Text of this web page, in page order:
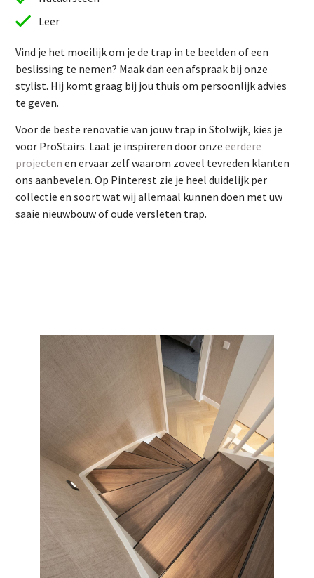
Leer
Vind je het moeilijk om je de trap in te beelden of een
beslissing te nemen? Maak dan een afspraak bij onze
stylist. Hij komt graag bij jou thuis om persoonlijk advies
te geven.
Voor de beste renovatie van jouw trap in Stolwijk, kies je
voor ProStairs. Laat je inspireren door onzeeerdere
projecten en ervaar zelf waarom zoveel tevreden klanten
ons aanbevelen. Op Pinterest zie je heel duidelijk per
collectie en soort wat wij allemaal kunnen doen met uw
saaie nieuwbouw of oude versleten trap.
beslissing te nemen? Maak dan een afspraak bij onze
stylist. Hij komt graag bij jou thuis om persoonlijk advies
te geven.
Voor de beste renovatie van jouw trap in Stolwijk, kies je
voor ProStairs. Laat je inspireren door onze